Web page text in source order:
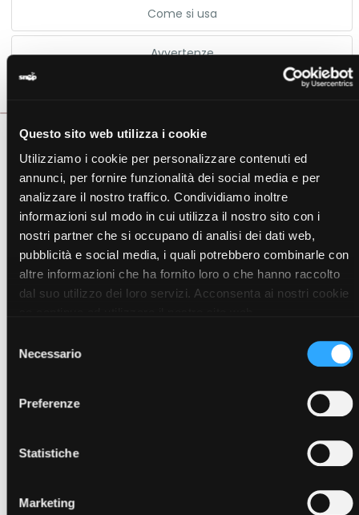
Questo sito web utilizza i cookie
Utilizziamo i cookie per personalizzare contenuti ed
annunci, per fornire funzionalità dei social media e per
analizzare il nostro traffico. Condividiamo inoltre
informazioni sul modo in cui utilizza il nostro sito con i
nostri partner che si occupano di analisi dei dati web,
pubblicità e social media, i quali potrebbero combinarle con
altre informazioni che ha fornito loro o che hanno raccolto
dal suo utilizzo dei loro servizi. Acconsenta ai nostri cookie
delNecessario
Preferenze
Statistiche
Marketing
Come si usa
Avvertenze
Integratore alimentare liquido
a base di vitamine ed
estratti vegetali che possono favorire la normale
circolazione del sangue e la regolarità della pressione
arteriosa.
Con edulcorante.
Lefoglie di olivofavoriscono: Metabolismo dei carboidrati e
dei lipidi. Normale circolazione del sangue. Regolarità della
pressione arteriosa. Antiossidante.
Ilfrutto di melanzana rossa ha azione di sostegno e
Iltubero di patata dolce
favorisce: Metabolismo dei
carboidrati. Metabolismo dei trigliceridi e del colesterolo.
Visualizza articoli della stessa